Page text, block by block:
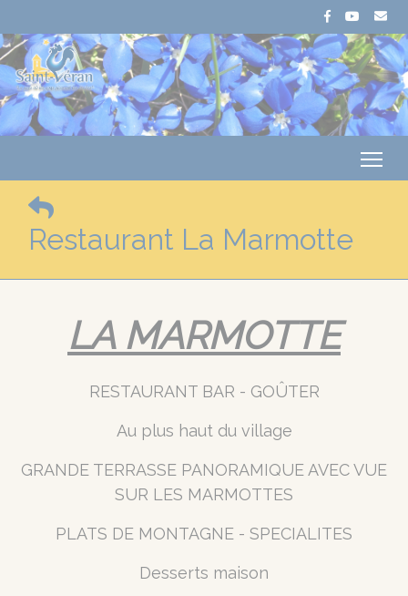
Restaurant La Marmotte
LA MARMOTTE
RESTAURANT BAR - GOÛTER
Au plus haut du village
GRANDE TERRASSE PANORAMIQUE AVEC VUE
SUR LES MARMOTTES
PLATS DE MONTAGNE - SPECIALITES
Desserts maison